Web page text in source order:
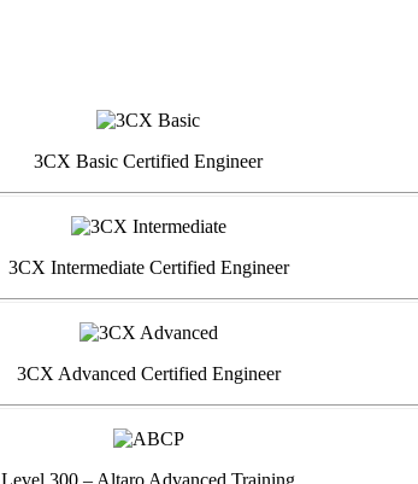
3CX Basic Certified Engineer
3CX Intermediate Certified Engineer
3CX Advanced Certified Engineer
Level 300 – Altaro Advanced Training